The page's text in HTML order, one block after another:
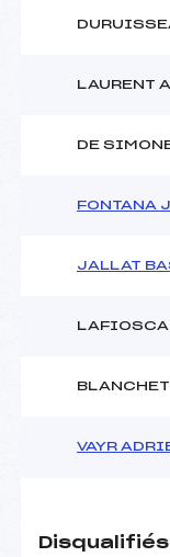
LAURENT
DE
FONTANA
JALLAT
LAFIOSCA
VAYR
Disqualifiés